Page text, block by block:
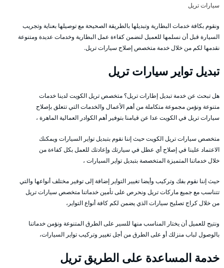
سيارات تريل
ونقوم بكافة خدمات البطارية وتبديلها بالطريقة الصحيحة مع توصيلها بعناية وتجريب
السيارة قبل أن نسلمها للعميل لنضمن كفاءة عمل البطارية وخدمات عديدة ومتنوعة
نقدمها لكم من خلال خدمة متخصص إصلاح سيارات تريل.
تبديل تواير سيارات تريل
هل تبحث عن خدمة تبديل إطارات تريل؟ متخصص تريل الكويت لدينا خدمات
متنوعة ونؤمن مجموعة متكاملة من أهم الأعمال والخدمات التي تتعلق بإصلاح
سيارات تريل في الكويت عدا عن قيامنا بتوفير أهم الكوادر العمالية الماهرة ،
متخصص سيارات تريل الكويت حيث إننا نقوم بتبديل تواير السيارات ويمكنك
الاعتماد علينا في إصلاح أي عطل في سيارتك وإعادتك للعمل بكل كفاءة من
خلال خدماتنا المتميزة المتخصصة بتبديل تواير السيارات ،
حيث إننا نقوم بفك وتركيب وأيضا تغيير التواير إضافة إلى توفير مختلف أنواعها والتي
تتناسب مع جميع ماركات تريل ونحرص على تأمين خدماتنا متخصص سيارات تريل
من خلال كراج تصليح سيارات الذي يضمن لكم كافة أنواع التواير،
ونتيح للعميل أن يختار المناسب منها للسير على الطرق المتنوعة ونؤمن خدماتنا
بالوصول لباب منزلك أو على الطرق من أجل تغيير وتركيب تواير السيارات،
خدمة المساعدة على الطريق تريل